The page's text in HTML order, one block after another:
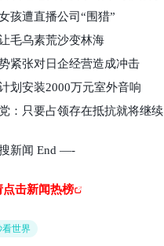
孩遭直播公司“围猎”
毛乌素荒沙变林海
紧张对日企经营造成冲击
划安装2000万元室外音响
：只要占领存在抵抗就将继续
新闻 End —-
击新闻热榜
看世界